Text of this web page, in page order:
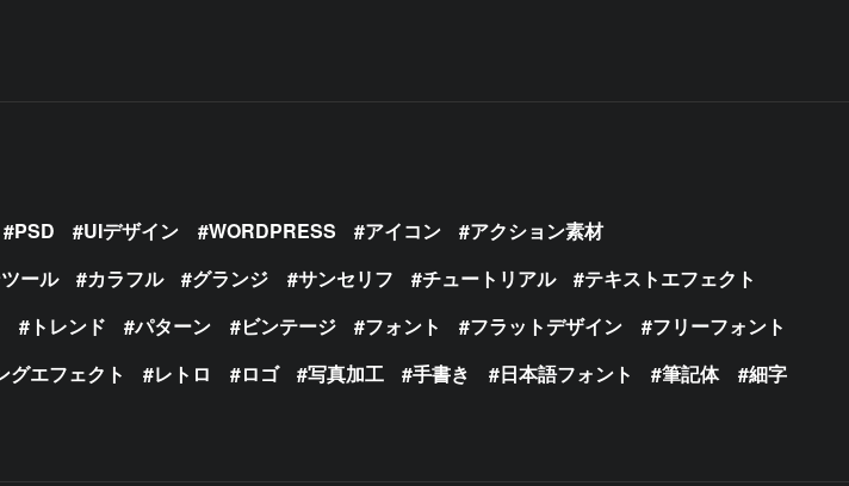
PSD UIデザイン WORDPRESS アイコン
アクション素材
ール カラフル グランジ サンセリフ チュートリアル
テキストエフェクト
トレンド パターン ビンテージ フォント フラットデザイン
フリーフォント
グエフェクト レトロ ロゴ 写真加工 手書き 日本語フォント 筆記体
細字